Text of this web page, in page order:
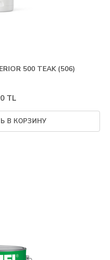
500 TEAK (506)
TL
В КОРЗИНУ